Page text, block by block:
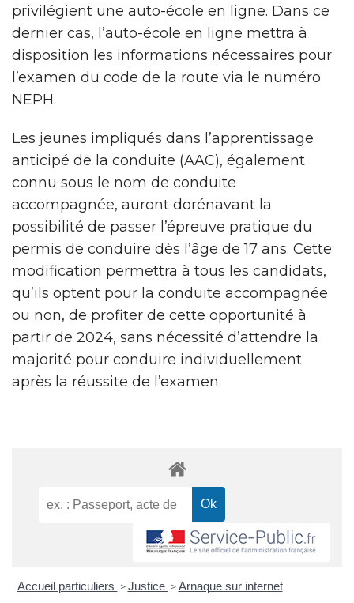
privilégient une auto-école en ligne. Dans ce
dernier cas, l’auto-école en ligne mettra à
disposition les informations nécessaires pour
l’examen du code de la route via le numéro
NEPH.
Les jeunes impliqués dans l’apprentissage
anticipé de la conduite (AAC), également
connu sous le nom de conduite
accompagnée, auront dorénavant la
possibilité de passer l’épreuve pratique du
permis de conduire dès l’âge de 17 ans. Cette
modification permettra à tous les candidats,
qu’ils optent pour la conduite accompagnée
ou non, de profiter de cette opportunité à
partir de 2024, sans nécessité d’attendre la
majorité pour conduire individuellement
après la réussite de l’examen.
Accueil particuliers > Justice > Arnaque sur internet